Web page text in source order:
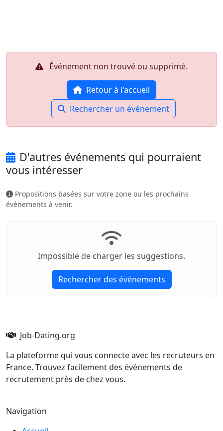
Événement non trouvé ou supprimé.
Retour à l'accueil
Rechercher un événement
D'autres événements qui pourraient
vous intéresser
Propositions basées sur votre zone ou les prochains
événements à venir.
Impossible de charger les suggestions.
Rechercher des événements
Job-Dating.org
La plateforme qui vous connecte avec les recruteurs en
France. Trouvez facilement des événements de
recrutement près de chez vous.
Navigation